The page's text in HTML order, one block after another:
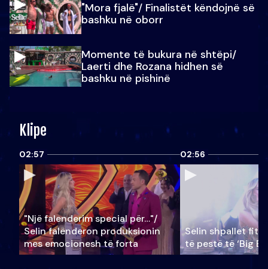
"Mora fjalë"/ Finalistët këndojnë së
bashku në oborr
Momente të bukura në shtëpi/
Laerti dhe Rozana hidhen së
bashku në pishinë
Klipe
02:57
"Një falenderim special për…"/
Selin falënderon produksionin
mes emocionesh të forta
02:56
Selin shpallet
të pestë të ‘Big